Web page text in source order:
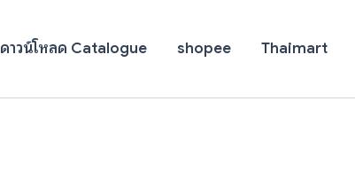
ดาวน์โหลด Catalogue shopee Thaimart